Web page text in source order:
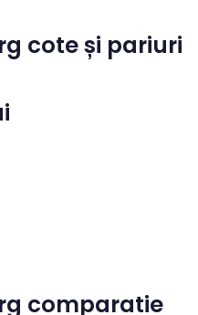
cote și pariuri
comparatie